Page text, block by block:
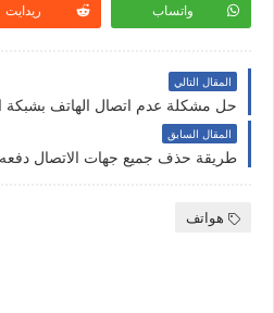
واتساب ريدايت
المقال التالي
المقال السابق
هواتف